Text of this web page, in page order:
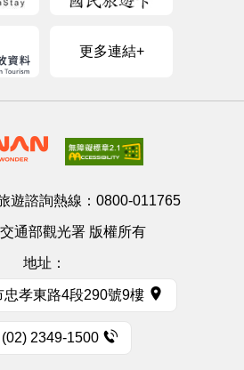
更多連結+
遊諮詢熱線： 0800-011765
通部觀光署 版權所有
地址：
忠孝東路4段290號9樓
(02) 2349-1500